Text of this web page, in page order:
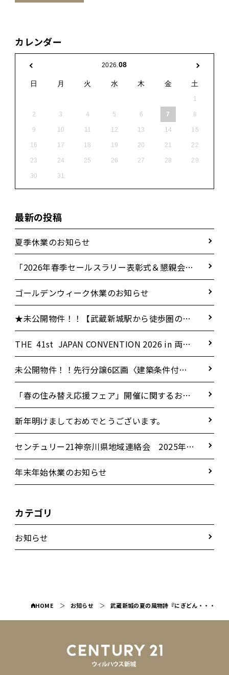
カレンダー
2026.08
日 月 火 水 木 金 土
1
2 3 4 5 6 7 8
9 10 11 12 13 14 15
16 17 18 19 20 21 22
23 24 25 26 27 28 29
30 31
最新の投稿
夏季休業のお知らせ
「2026年春季セールスラリー表彰式＆懇親会」
に参加いたしました！
ゴールデンウィーク休業のお知らせ
★未公開物件！！【武蔵新城駅から徒歩圏の好
立地】新築戸建 4LDK 角地 18.5LDK
THE 41st JAPAN CONVENTION 2026 in 両国
国技館
未公開物件！！先行分譲6区画〈建築条件付
き〉
「春の住み替え応援フェア」開催に関するお知
らせ
新年明けましておめでとうございます。
センチュリー21神奈川県地域連絡会 2025年秋
季セールスラリー表彰パーティー
年末年始休業のお知らせ
カテゴリ
お知らせ
HOME お知らせ 武蔵新城の夏の風物詩『にぎどん・・・